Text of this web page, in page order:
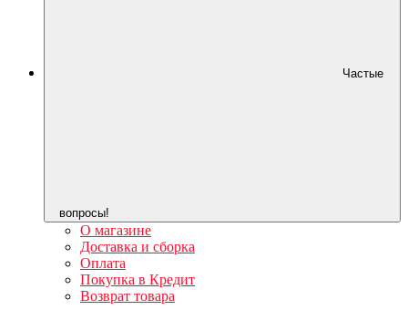
Частые
вопросы!
О магазине
Доставка и сборка
Оплата
Покупка в Кредит
Возврат товара